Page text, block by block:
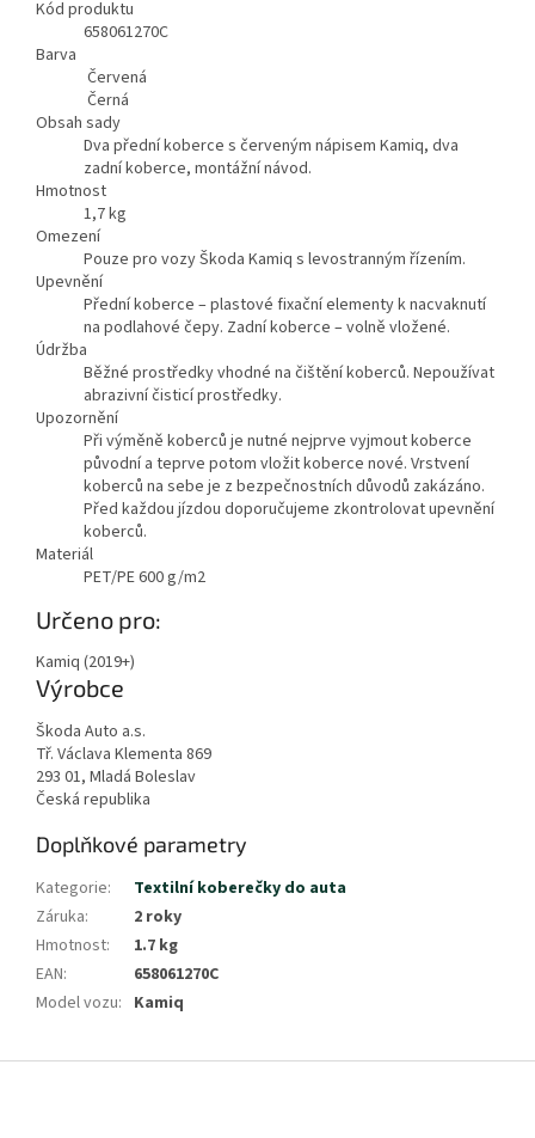
Kód produktu
658061270C
Barva
Červená
Černá
Obsah sady
Dva přední koberce s červeným nápisem Kamiq, dva
zadní koberce, montážní návod.
Hmotnost
1,7kg
Omezení
Pouze pro vozy Škoda Kamiq s levostranným řízením.
Upevnění
Přední koberce – plastové fixační elementy k nacvaknutí
na podlahové čepy. Zadní koberce – volně vložené.
Údržba
Běžné prostředky vhodné na čištění koberců. Nepoužívat
abrazivní čisticí prostředky.
Upozornění
Při výměně koberců je nutné nejprve vyjmout koberce
původní a teprve potom vložit koberce nové. Vrstvení
koberců na sebe je z bezpečnostních důvodů zakázáno.
Před každou jízdou doporučujeme zkontrolovat upevnění
koberců.
Materiál
PET/PE 600 g/m2
Určeno pro:
Kamiq (2019+)
Výrobce
Škoda Auto a.s.
Tř. Václava Klementa 869
293 01, Mladá Boleslav
Česká republika
Doplňkové parametry
Kategorie:
Textilní koberečky do auta
Záruka:
2 roky
Hmotnost:
1.7 kg
EAN:
658061270C
Model vozu: Kamiq